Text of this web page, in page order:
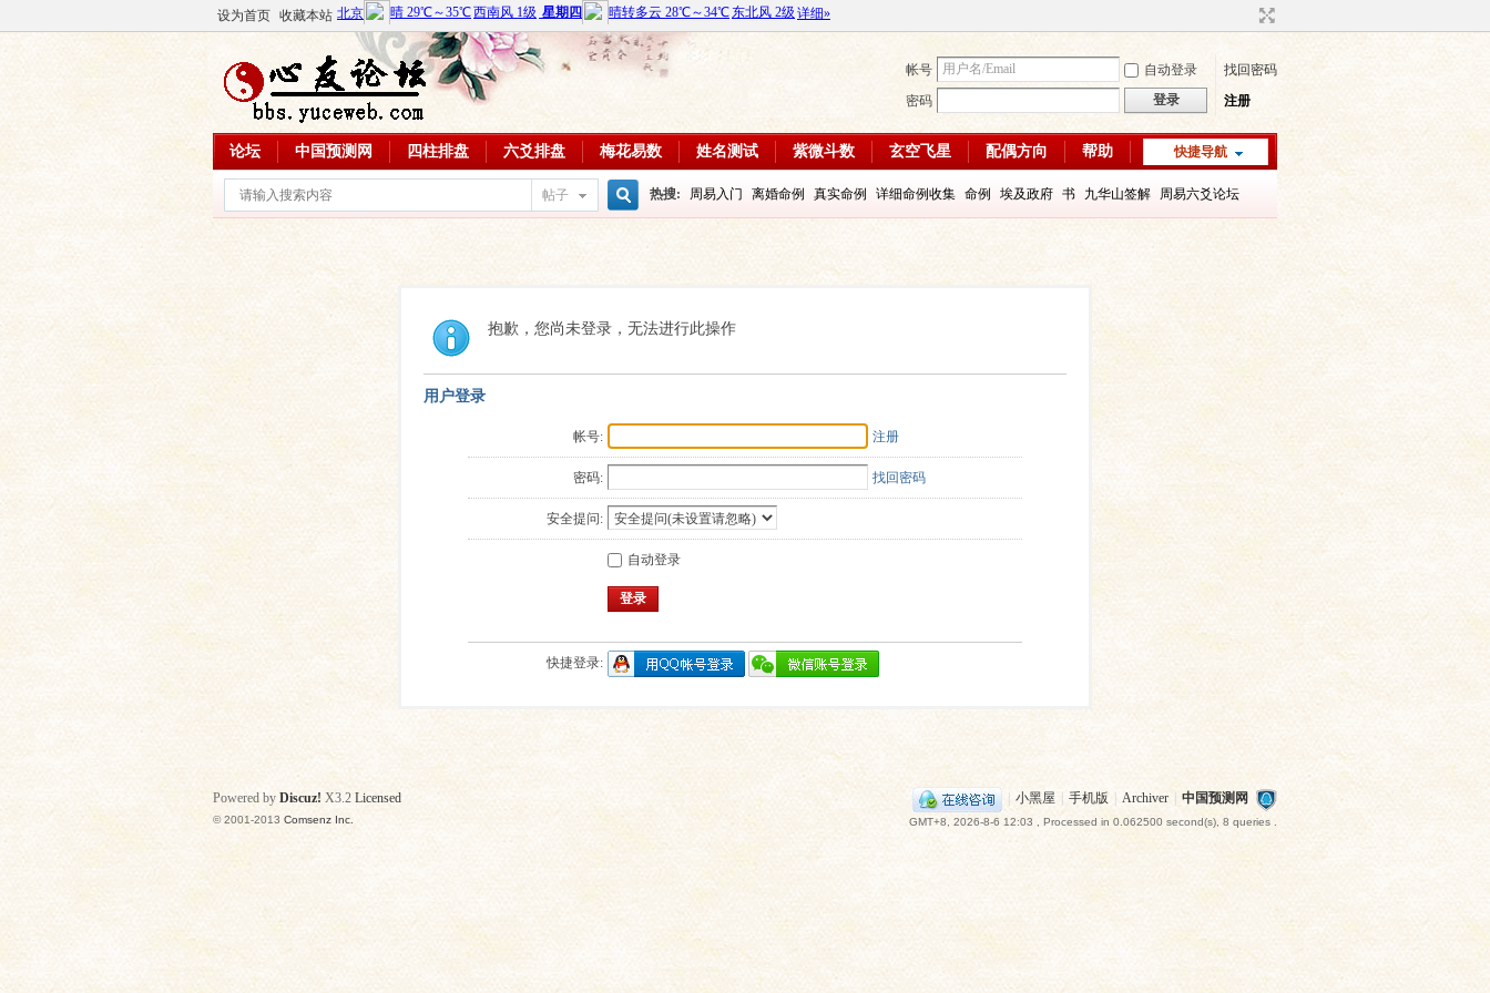
设为首页 收藏本站
帐号 自动登录
找回密码
密码
登录 注册
快捷导航
论坛 中国预测网 四柱排盘 六爻排盘 梅花易数 姓名测试 紫微斗数 玄空飞星 配偶方向 帮助
帖子
索
热搜: 周易入门 离婚命例 真实命例 详细命例收集 命例 埃及政府 书 九华山签解 周易六爻论坛
周易教学视频 富贵八字命例 八字教程 每日一理65
每日一理84 每日一理85
抱歉，您尚未登录，无法进行此操作
用户登录
帐号: 注册
密码: 找回密码
安全提问:
自动登录
登录
快捷登录:
小黑屋 手机版 Archiver 中国预测网
GMT+8, 2026-8-6 12:03 , Processed in 0.062500 second(s), 8 queries .
Powered by Discuz! X3.2 Licensed
© 2001-2013 Comsenz Inc.